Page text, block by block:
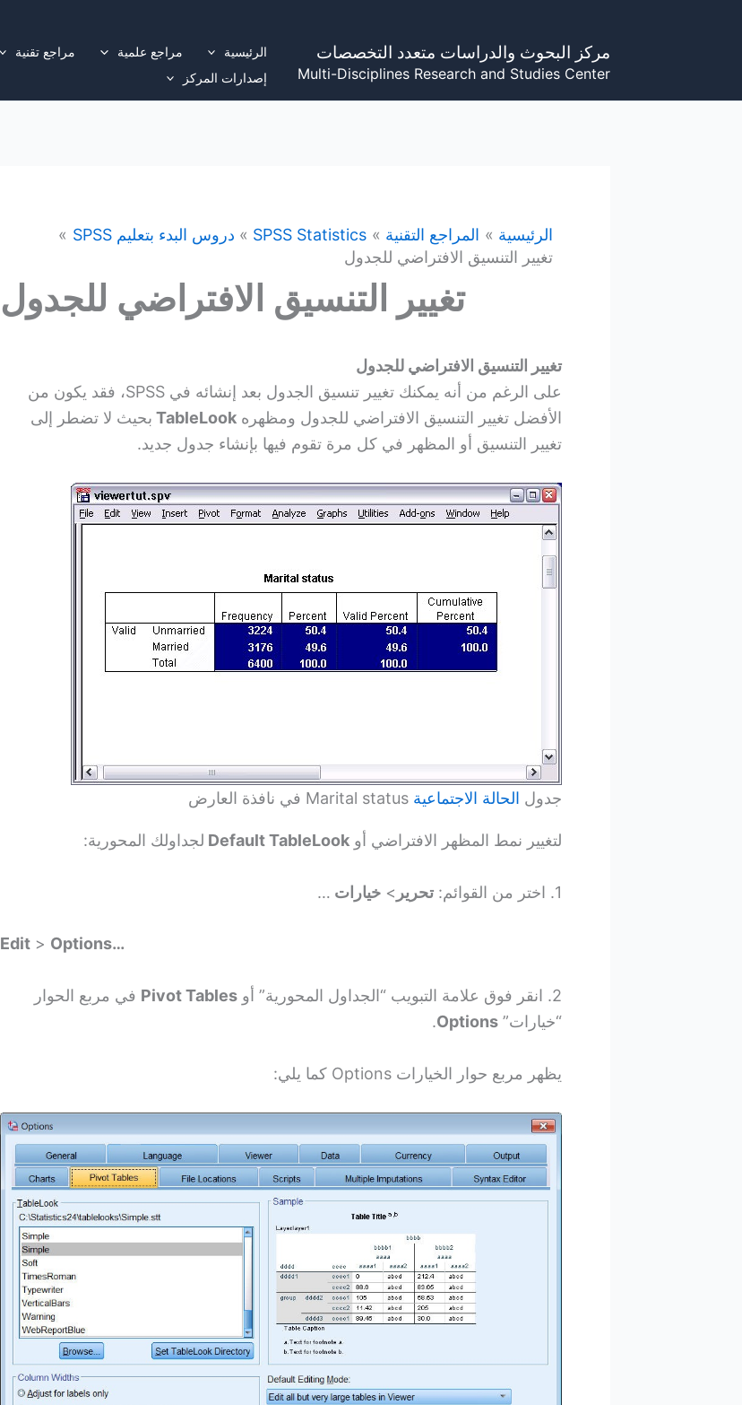
مركز البحوث والدراسات متعدد التخصصات
Multi-Disciplines Research and Studies Center
الرئيسية مراجع علمية مراجع تقنية
إصدارات المركز
الرئيسية المراجع التقنية SPSS Statistics
دروس البدء بتعليم SPSS
تغيير التنسيق الافتراضي للجدول
تغيير التنسيق الافتراضي للجدول
تغيير التنسيق الافتراضي للجدول
على الرغم من أنه يمكنك تغيير تنسيق الجدول بعد إنشائه في SPSS، فقد يكون من
الأفضل تغيير التنسيق الافتراضي للجدول ومظهره TableLook بحيث لا تضطر إلى
تغيير التنسيق أو المظهر في كل مرة تقوم فيها بإنشاء جدول جديد.
جدول الحالة الاجتماعية
لتغيير نمط المظهر الافتراضي أو Default TableLook لجداولك المحورية:
1. اختر من القوائم: تحرير > خيارات …
Edit > Options…
2. انقر فوق علامة التبويب “الجداول المحورية” أو Pivot Tables في مربع الحوار
“خيارات” Options
.
يظهر مربع حوار الخيارات Options كما يلي: